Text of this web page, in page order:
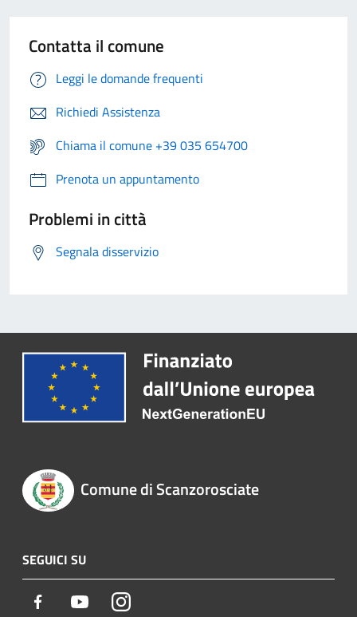
Contatta il comune
Leggi le domande frequenti
Richiedi Assistenza
Chiama il comune +39 035 654700
Prenota un appuntamento
Problemi in città
Segnala disservizio
Comune di Scanzorosciate
SEGUICI SU
Facebook YoutubeInstagram